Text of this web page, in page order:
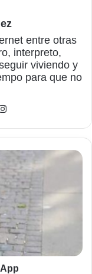
entre otras
interpreto,
viviendo y
para que no